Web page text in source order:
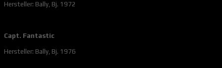
Hersteller: Bally, Bj. 1972
Capt. Fantastic
Hersteller: Bally, Bj. 1976